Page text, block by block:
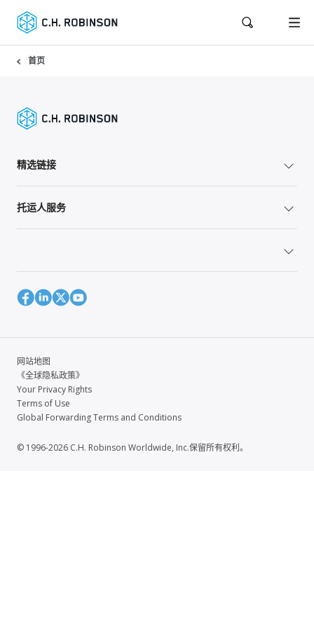
首页
精选链接
托运人服务
网站地图
《全球隐私政策》
Your Privacy Rights
Terms of Use
Global Forwarding Terms and Conditions
© 1996-2026 C.H. Robinson Worldwide, Inc.保留所有权利。